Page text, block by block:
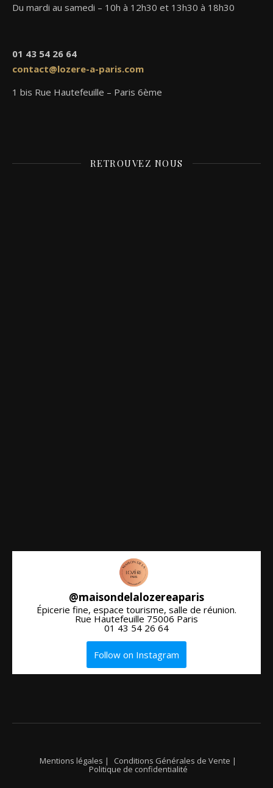
Du mardi au samedi – 10h à 12h30 et 13h30 à 18h30
01 43 54 26 64
contact@lozere-a-paris.com
1 bis Rue Hautefeuille – Paris 6ème
RETROUVEZ NOUS
@maisondelalozereaparis
Épicerie fine, espace tourisme, salle de réunion.
Rue Hautefeuille 75006 Paris
01 43 54 26 64
Follow on Instagram
Mentions légales | Conditions Générales de Vente |
Politique de confidentialité